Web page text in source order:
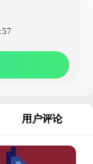
用户评论